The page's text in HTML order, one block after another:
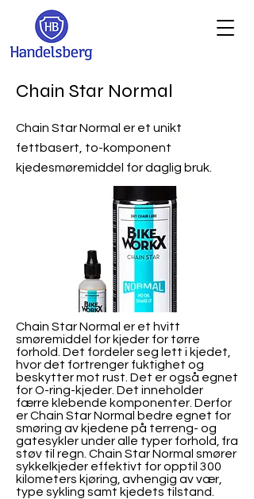
Chain Star Normal
Chain Star Normal er et unikt
fettbasert, to-komponent
kjedesmøremiddel for daglig bruk.
Chain Star Normal er et hvitt
smøremiddel for kjeder for tørre
forhold. Det fordeler seg lett i kjedet,
hvor det fortrenger fuktighet og
beskytter mot rust. Det er også egnet
for O-ring-kjeder. Det inneholder
færre klebende komponenter. Derfor
er Chain Star Normal bedre egnet for
smøring av kjedene på terreng- og
gatesykler under alle typer forhold, fra
støv til regn. Chain Star Normal smører
sykkelkjeder effektivt for opptil 300
kilometers kjøring, avhengig av vær,
type sykling samt kjedets tilstand.